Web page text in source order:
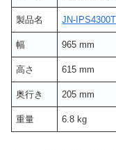
製品名 JN-
幅 965 mm
高さ 615 mm
奥行き 205 mm
重量 6.8 kg